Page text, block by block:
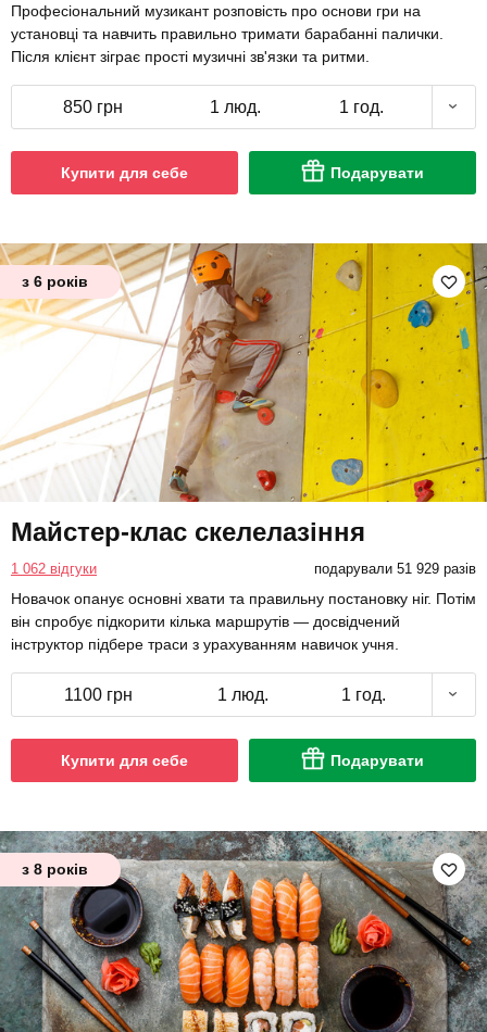
Професіональний музикант розповість про основи гри на
установці та навчить правильно тримати барабанні палички.
Після клієнт зіграє прості музичні зв'язки та ритми.
850 грн 1 люд. 1 год.
Купити для себе Подарувати
з 6 років
Майстер-клас скелелазіння
1 062 відгуки подарували 51 929 разів
Новачок опанує основні хвати та правильну постановку ніг. Потім
він спробує підкорити кілька маршрутів — досвідчений
інструктор підбере траси з урахуванням навичок учня.
1100 грн 1 люд. 1 год.
Купити для себе Подарувати
з 8 років